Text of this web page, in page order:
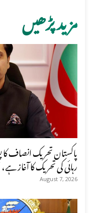
مزید پڑھیں
پاکستان تحریک انصاف کا
رہائی کی تحریک کا آغاز
August 7, 2026